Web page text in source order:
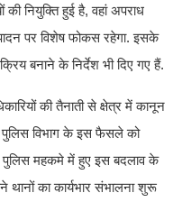
की नियुक्ति हुई है, वहां अपराध
पर विशेष फोकस रहेगा. इसके
बनाने के निर्देश भी दिए गए हैं.
की तैनाती से क्षेत्र में कानून
पुलिस विभाग के इस फैसले को
पुलिस महकमे में हुए इस बदलाव के
थानों का कार्यभार संभालना शुरू